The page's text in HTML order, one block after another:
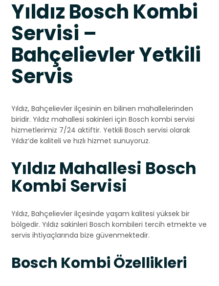
Yıldız Bosch Kombi
Servisi –
Bahçelievler Yetkili
Servis
Yıldız, Bahçelievler ilçesinin en bilinen mahallelerinden
biridir. Yıldız mahallesi sakinleri için Bosch kombi servisi
hizmetlerimiz 7/24 aktiftir. Yetkili Bosch servisi olarak
Yıldız’de kaliteli ve hızlı hizmet sunuyoruz.
Yıldız Mahallesi Bosch
Kombi Servisi
Yıldız, Bahçelievler ilçesinde yaşam kalitesi yüksek bir
bölgedir. Yıldız sakinleri Bosch kombileri tercih etmekte ve
servis ihtiyaçlarında bize güvenmektedir.
Bosch Kombi Özellikleri